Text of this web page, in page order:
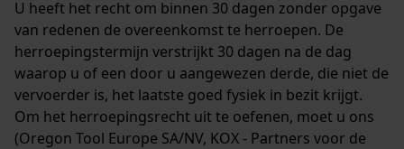
U heeft het recht om binnen 30 dagen zonder opgave
van redenen de overeenkomst te herroepen. De
herroepingstermijn verstrijkt 30 dagen na de dag
waarop u of een door u aangewezen derde, die niet de
vervoerder is, het laatste goed fysiek in bezit krijgt.
Om het herroepingsrecht uit te oefenen, moet u ons
(Oregon Tool Europe SA/NV, KOX - Partners voor de